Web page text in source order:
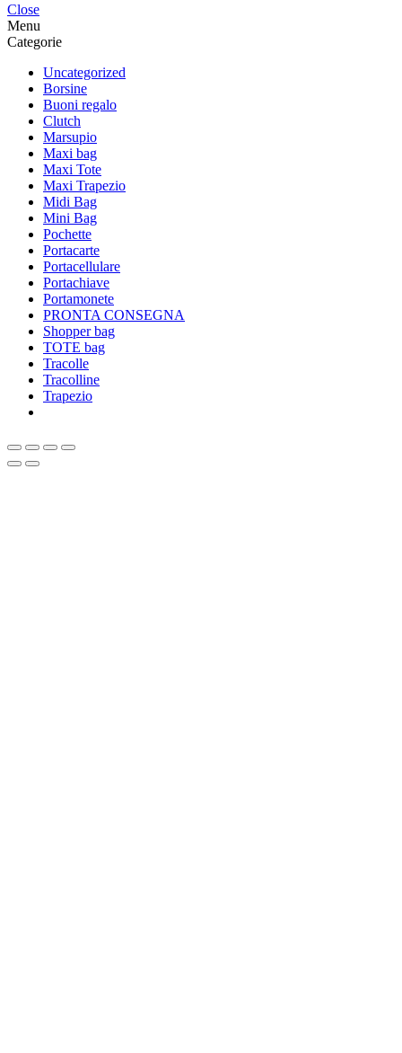
Close
Menu
Categorie
Uncategorized
Borsine
Buoni regalo
Clutch
Marsupio
Maxi bag
Maxi Tote
Maxi Trapezio
Midi Bag
Mini Bag
Pochette
Portacarte
Portacellulare
Portachiave
Portamonete
PRONTA CONSEGNA
Shopper bag
TOTE bag
Tracolle
Tracolline
Trapezio